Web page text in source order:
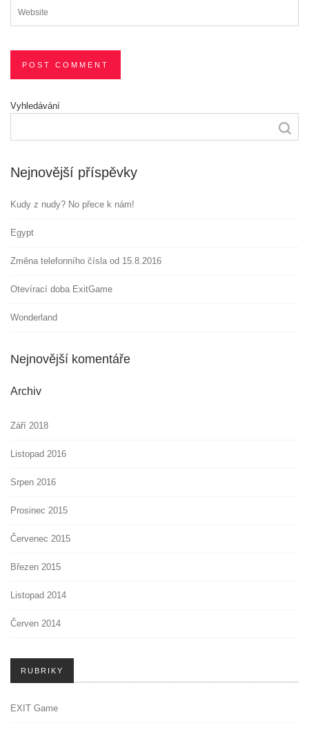
Vyhledávání
Nejnovější příspěvky
Kudy z nudy? No přece k nám!
Egypt
Změna telefonního čísla od 15.8.2016
Otevírací doba ExitGame
Wonderland
Nejnovější komentáře
Archiv
Září 2018
Listopad 2016
Srpen 2016
Prosinec 2015
Červenec 2015
Březen 2015
Listopad 2014
Červen 2014
RUBRIKY
EXIT Game